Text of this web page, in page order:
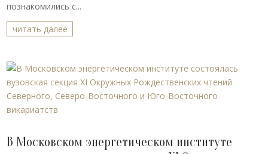
познакомились с...
читать далее
В Московском энергетическом институте